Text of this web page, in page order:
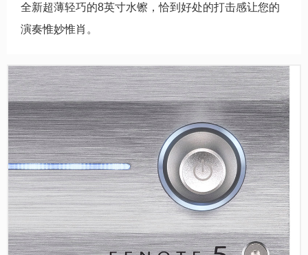
全新超薄轻巧的8英寸水镲，恰到好处的打击感让您的
演奏惟妙惟肖。